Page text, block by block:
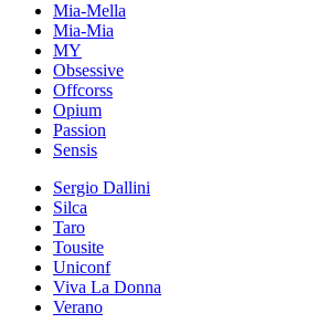
Mia-Mella
Mia-Mia
MY
Obsessive
Offcorss
Opium
Passion
Sensis
Sergio Dallini
Silca
Taro
Tousite
Uniconf
Viva La Donna
Verano